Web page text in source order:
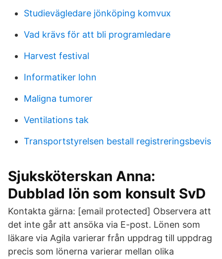
Studievägledare jönköping komvux
Vad krävs för att bli programledare
Harvest festival
Informatiker lohn
Maligna tumorer
Ventilations tak
Transportstyrelsen bestall registreringsbevis
Sjuksköterskan Anna:
Dubblad lön som konsult SvD
Kontakta gärna: [email protected] Observera att
det inte går att ansöka via E-post. Lönen som
läkare via Agila varierar från uppdrag till uppdrag
precis som lönerna varierar mellan olika